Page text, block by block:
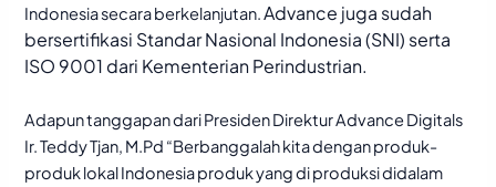
Indonesia secara berkelanjutan.Advance juga sudah
bersertifikasi Standar Nasional Indonesia (SNI) serta
ISO 9001 dari Kementerian Perindustrian.
Adapun tanggapan dari Presiden Direktur Advance Digitals
Ir. Teddy Tjan, M.Pd “Berbanggalah kita dengan produk-
produk lokal Indonesia produk yang di produksi didalam